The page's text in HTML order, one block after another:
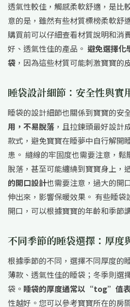
透氣性較佳，觸感柔軟舒適，是比
意的是，雖然有些材質標榜柔軟舒
購買前可以仔細查看材質說明和消
好、透氣性佳的產品。 避免選擇化
袋 ，因為這些材質可能刺激寶寶的
睡袋設計細節：安全性與實
睡袋的設計細節也關係到寶寶的安
用，不易脫落 ，且拉鍊頭最好設計
款式，避免寶寶在睡夢中自行解開
患。 縫線的牢固度也需要注意，
脫落，甚至可能纏繞到寶寶身上，
的開口設計也需要注意，過大的開
伸出來，影響保暖效果。 有些睡袋
開口，可以根據寶寶的年齡和季節
不同季節的睡袋選擇：厚度
根據季節的不同，選擇不同厚度的
薄款、透氣性佳的睡袋；冬季則選
袋。 睡袋的厚度通常以“tog”值
性越好。您可以參考寶寶所在的房